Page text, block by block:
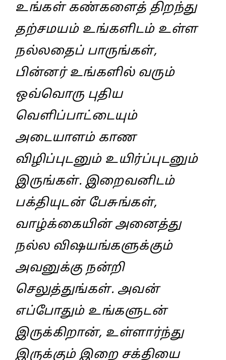
உங்கள் கண்களைத் திறந்து
தற்சமயம் உங்களிடம் உள்ள
நல்லதைப் பாருங்கள்,
பின்னர் உங்களில் வரும்
ஒவ்வொரு புதிய
வெளிப்பாட்டையும்
அடையாளம் காண
விழிப்புடனும் உயிர்ப்புடனும்
இருங்கள். இறைவனிடம்
பக்தியுடன் பேசுங்கள்,
வாழ்க்கையின் அனைத்து
நல்ல விஷயங்களுக்கும்
அவனுக்கு நன்றி
செலுத்துங்கள். அவன்
எப்போதும் உங்களுடன்
இருக்கிறான், உள்ளார்ந்து
இருக்கும் இறை சக்தியை